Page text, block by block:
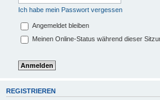
Ich habe mein Passwort vergessen
Angemeldet bleiben
Meinen Online-Status während dieser
REGISTRIEREN